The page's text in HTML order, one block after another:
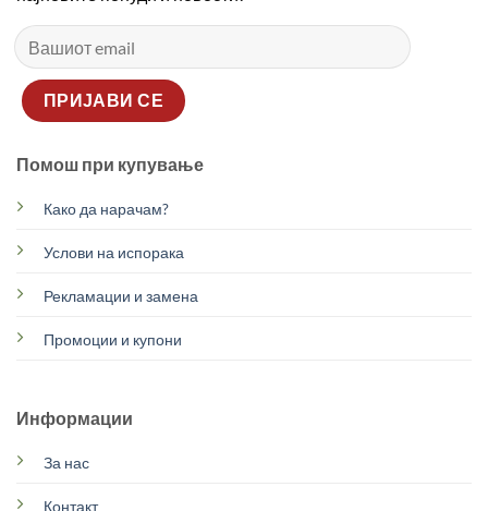
Помош при купување
Како да нарачам?
Услови на испорака
Рекламации и замена
Промоции и купони
Информации
За нас
Контакт